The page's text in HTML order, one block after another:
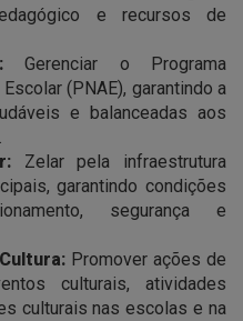
e recursos de
Gerenciar o Programa
(PNAE), garantindo a
e balanceadas aos
Zelar pela infraestrutura
garantindo condições
segurança e
Promover ações de
culturais, atividades
culturais nas escolas e na